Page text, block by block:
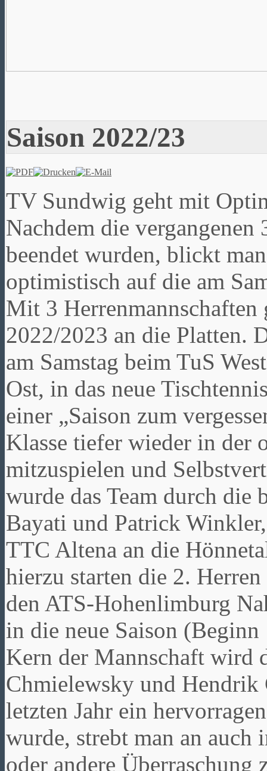
Saison 2022/23
TV Sundwig geht mit
Nachdem die
beendet wurden, blickt
optimistisch auf die am
Mit 3
2022/2023 an die Platten.
am Samstag beim TuS
Ost, in das neue
einer „Saison zum
Klasse tiefer wieder in der
mitzuspielen und
wurde das Team durch die
Bayati und Patrick
TTC Altena an die
hierzu starten die 2.
den ATS-Hohenlimburg
in die neue Saison
Kern der Mannschaft wird
Chmielewsky und Hendrik
letzten Jahr ein
wurde, strebt man an auch
oder andere Überraschung